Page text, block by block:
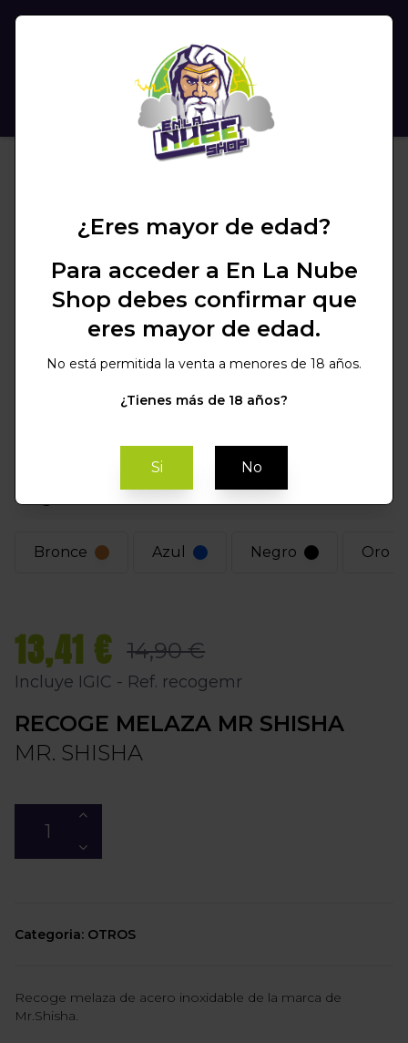
Elegir Color
Bronce Azul Negro Oro
13,41 € 14,90 €
Incluye IGIC - Ref. recogemr
RECOGE MELAZA MR SHISHA
MR. SHISHA
Categoria: OTROS
Recoge melaza de acero inoxidable de la marca de
Mr.Shisha.
¿Eres mayor de edad?
Para acceder a En La Nube
Shop debes confirmar que
eres mayor de edad.
No está permitida la venta a menores de 18 años.
¿Tienes más de 18 años?
Si No